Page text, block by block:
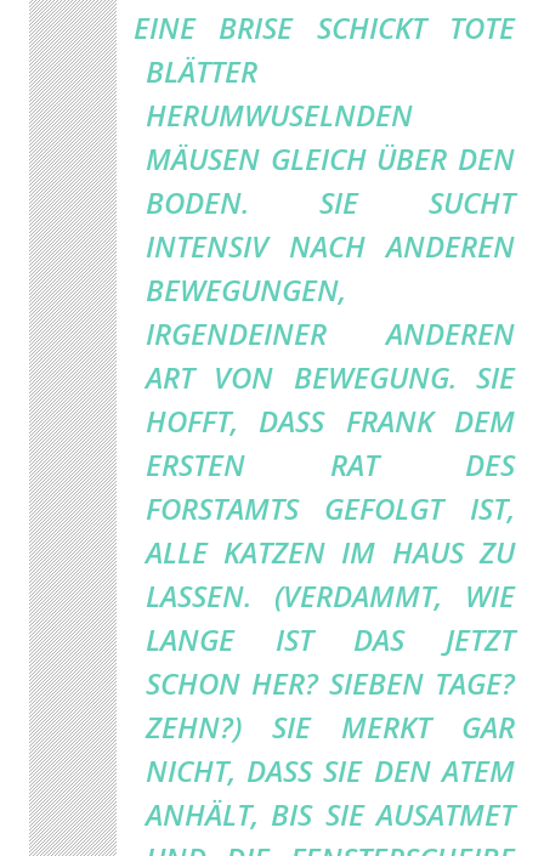
EINE BRISE SCHICKT TOTE
BLÄTTER
HERUMWUSELNDEN
MÄUSEN GLEICH ÜBER DEN
BODEN. SIE SUCHT
INTENSIV NACH ANDEREN
BEWEGUNGEN,
IRGENDEINER ANDEREN
ART VON BEWEGUNG. SIE
HOFFT, DASS FRANK DEM
ERSTEN RAT DES
FORSTAMTS GEFOLGT IST,
ALLE KATZEN IM HAUS ZU
LASSEN. (VERDAMMT, WIE
LANGE IST DAS JETZT
SCHON HER? SIEBEN TAGE?
ZEHN?) SIE MERKT GAR
NICHT, DASS SIE DEN ATEM
ANHÄLT, BIS SIE AUSATMET